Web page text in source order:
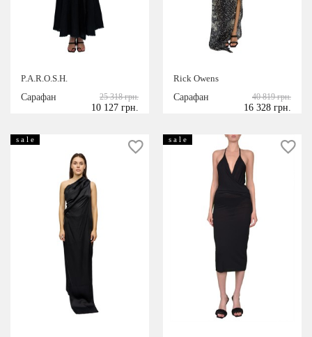
P.A.R.O.S.H.
Сарафан
25 318 грн.
10 127 грн.
Rick Owens
Сарафан
40 819 грн.
16 328 грн.
s a l e s a l e